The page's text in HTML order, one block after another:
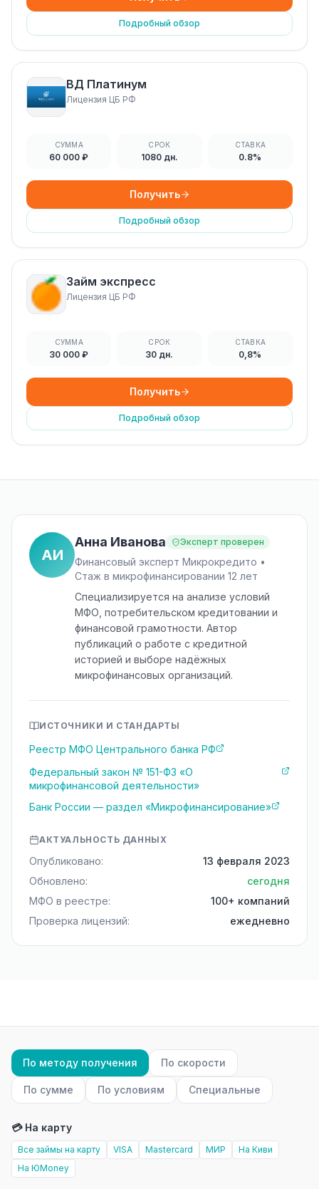
Подробный обзор
ВД Платинум
Лицензия ЦБ РФ
СУММА
60 000 ₽
СРОК
1080 дн.
СТАВКА
0.8%
Получить
Подробный обзор
Займ экспресс
Лицензия ЦБ РФ
СУММА
30 000 ₽
СРОК
30 дн.
СТАВКА
0,8%
Получить
Подробный обзор
АИ
Анна Иванова Эксперт проверен
Финансовый эксперт Микрокредито •
Стаж в микрофинансировании 12 лет
Специализируется на анализе условий
МФО, потребительском кредитовании и
финансовой грамотности. Автор
публикаций о работе с кредитной
историей и выборе надёжных
микрофинансовых организаций.
ИСТОЧНИКИ И СТАНДАРТЫ
Реестр МФО Центрального банка РФ
Федеральный закон № 151-ФЗ «О
микрофинансовой деятельности»
Банк России — раздел «Микрофинансирование»
АКТУАЛЬНОСТЬ ДАННЫХ
Опубликовано:
13 февраля 2023
Обновлено:
сегодня
МФО в реестре:
100+ компаний
Проверка лицензий:
ежедневно
По методу получения По скорости
По сумме По условиям Специальные
💳 На карту
Все займы на карту VISA Mastercard МИР
На Киви
На ЮMoney